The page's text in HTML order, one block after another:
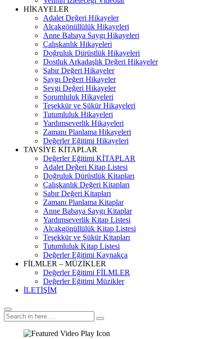
HİKAYELER
Adalet Değeri Hikayeler
Alçakgönüllülük Hikayeleri
Anne Babaya Saygı Hikayeleri
Çalışkanlık Hikayeleri
Doğruluk Dürüstlük Hikayeleri
Dostluk Arkadaşlık Değeri Hikayeler
Sabır Değeri Hikayeler
Saygı Değeri Hikayeler
Sevgi Değeri Hikayeler
Sorumluluk Hikayeleri
Teşekkür ve Şükür Hikayeleri
Tutumluluk Hikayeleri
Yardımseverlik Hikayeleri
Zamanı Planlama Hikayeleri
Değerler Eğitimi Hikayeleri
TAVSİYE KİTAPLAR
Değerler Eğitimi KİTAPLAR
Adalet Değeri Kitap Listesi
Doğruluk Dürüstlük Kitapları
Çalışkanlık Değeri Kitapları
Sabır Değeri Kitapları
Zamanı Planlama Kitaplar
Anne Babaya Saygı Kitaplar
Yardımseverlik Kitap Listesi
Alçakgönüllülük Kitap Listesi
Teşekkür ve Şükür Kitapları
Tutumluluk Kitap Listesi
Değerler Eğitimi Kaynakça
FİLMLER – MÜZİKLER
Değerler Eğitimi FİLMLER
Değerler Eğitimi Müzikler
İLETİŞİM
Search
for:
Search